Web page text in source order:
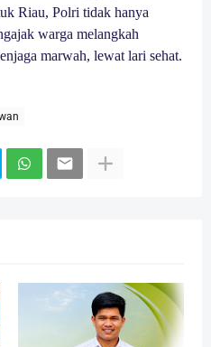
Riau, Polri tidak hanya
warga melangkah
marwah, lewat lari sehat.